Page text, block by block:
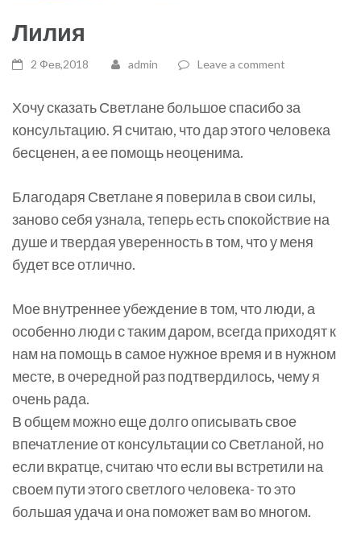
Лилия
2 Фев,2018 admin Leave a comment
Хочу сказать Светлане большое спасибо за
консультацию. Я считаю, что дар этого человека
бесценен, а ее помощь неоценима.
Благодаря Светлане я поверила в свои силы,
заново себя узнала, теперь есть спокойствие на
душе и твердая уверенность в том, что у меня
будет все отлично.
Мое внутреннее убеждение в том, что люди, а
особенно люди с таким даром, всегда приходят к
нам на помощь в самое нужное время и в нужном
месте, в очередной раз подтвердилось, чему я
очень рада.
В общем можно еще долго описывать свое
впечатление от консультации со Светланой, но
если вкратце, считаю что если вы встретили на
своем пути этого светлого человека- то это
большая удача и она поможет вам во многом.